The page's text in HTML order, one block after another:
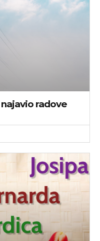
najavio radove